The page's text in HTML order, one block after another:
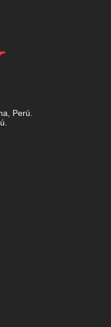
Perú.